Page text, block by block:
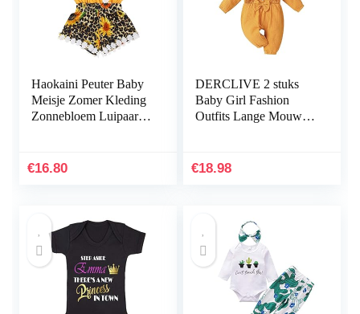
Haokaini Peuter Baby
Meisje Zomer Kleding
Zonnebloem Luipaard
€16.80
DERCLIVE 2 stuks
Baby Girl Fashion
Outfits Lange Mouw
Rood/Geel
€18.98